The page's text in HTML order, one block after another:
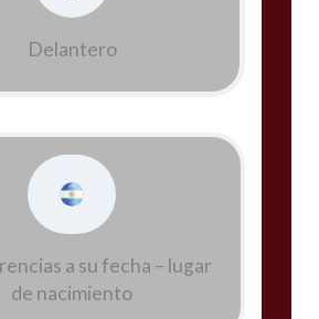
Delantero
a su fecha – lugar
de nacimiento